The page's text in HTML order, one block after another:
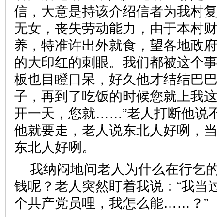
信，大意是持该介绍信者为我村
无女，丧失劳动能力，由于本村
养，特准许出外就食，望各地政
的大印红的刺眼。我们都被这个
板也目瞪口呆，好久他才结结巴
子，再到了吃饭的时候您就上我
开一天，您就……”老人打断他说
他就要走，老人说东北人好咧，
东北人好咧。
我纳闷地问老人为什么在行乞
钱呢？老人突然盯着我说：“我当
个共产党员哩，我怎么能……